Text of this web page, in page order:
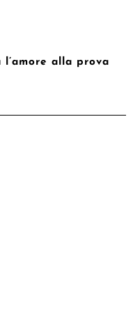
l’amore alla prova